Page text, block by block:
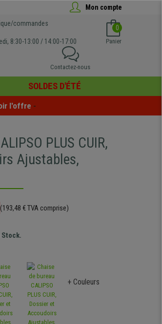
Mon compte
commandes
8:30-13:00 / 14:00-17:00
0
Panier
Contactez-nous
SOLDES D'ÉTÉ
l'offre -
PLUS CUIR,
Ajustables,
(193,48 € TVA comprise)
Stock.
+ Couleurs